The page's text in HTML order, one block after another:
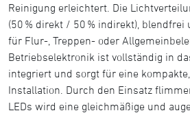
Reinigung erleichtert. Die
(50 % direkt / 50 % indirekt),
für Flur-, Treppen- oder
Betriebselektronik ist vollständig in
integriert und sorgt für eine
Installation. Durch den Einsatz
LEDs wird eine gleichmäßige und